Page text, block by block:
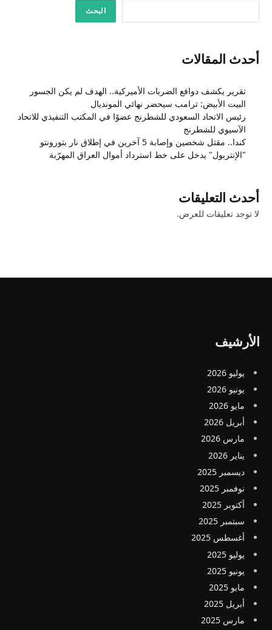
البحث
أحدث المقالات
تقرير يكشف دوافع الضربات الأميركية.. الهدف لم يكن الجسور
البيت الأبيض: ترامب سيحضر نهائي المونديال
رئيس الاتحاد السعودي للشطرنج عضوًا في المكتب التنفيذي للاتحاد
الآسيوي للشطرنج
كندا.. مقتل شخصين وإصابة 5 آخرين في إطلاق نار بتورونتو
"الإنتربول" يدخل على خط استرداد أموال العراق المهرّبة
أحدث التعليقات
لا توجد تعليقات للعرض.
الأرشيف
يوليو 2026
يونيو 2026
مايو 2026
أبريل 2026
مارس 2026
يناير 2026
ديسمبر 2025
نوفمبر 2025
أكتوبر 2025
سبتمبر 2025
أغسطس 2025
يوليو 2025
يونيو 2025
مايو 2025
أبريل 2025
مارس 2025